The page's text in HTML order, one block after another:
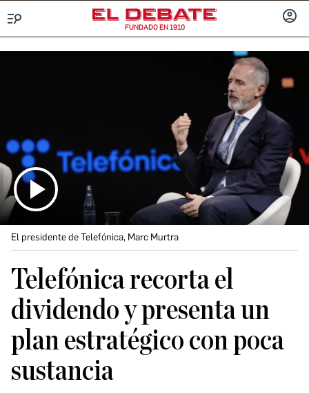
FUNDADO EN 1910
El presidente de Telefónica, Marc Murtra
Telefónica recorta el
dividendo y presenta un
plan estratégico con poca
sustancia